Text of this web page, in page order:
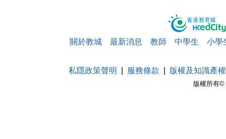
關於教城 最新消息 教師 中學生 小學
版權所有©
私隱政策聲明 服務條款 版權及知識產